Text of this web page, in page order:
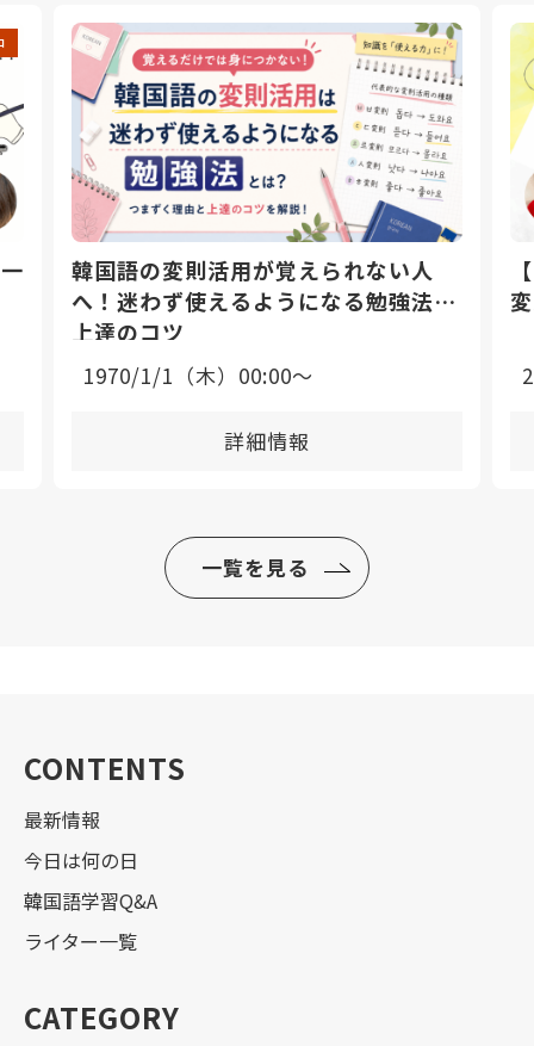
韓国語の変則活用が覚えられない人
へ！迷わず使えるようになる勉強法と
上達のコツ
1970/1/1（木）00:00〜
詳細情報
一覧を見る
CONTENTS
最新情報
今日は何の日
韓国語学習Q&A
ライター一覧
CATEGORY